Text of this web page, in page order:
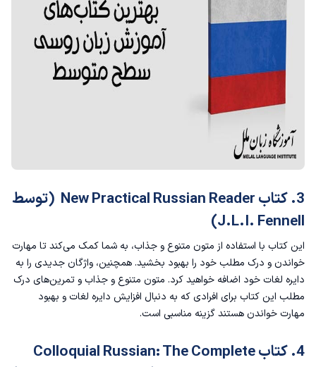
3. کتاب New Practical Russian Reader (توسط
J.L.I. Fennell)
این کتاب با استفاده از متون متنوع و جذاب، به شما کمک می‌کند تا مهارت
خواندن و درک مطلب خود را بهبود بخشید. همچنین، واژگان جدیدی را به
دایره لغات خود اضافه خواهید کرد. متون متنوع و جذاب و تمرین‌های درک
مطلب این کتاب برای افرادی که به دنبال افزایش دایره لغات و بهبود
مهارت خواندن هستند گزینه مناسبی است.
4. کتاب Colloquial Russian: The Complete